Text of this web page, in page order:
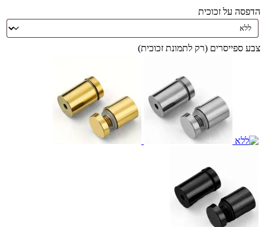
הדפסה על זכוכית
צבע ספייסרים (רק לתמונת זכוכית)